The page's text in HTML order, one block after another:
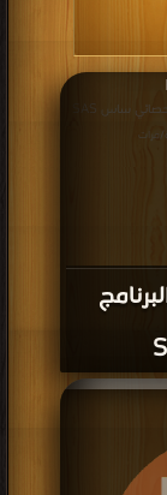
قراءة و تحميل كتاب كتاب تحليل البيانات بأستعمال البرنامج الاحصائي ساس SAS
مرات